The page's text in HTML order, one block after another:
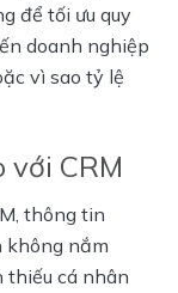
để tối ưu quy
doanh nghiệp
vì sao tỷ lệ
CRM
thông tin
không nắm
thiếu cá nhân